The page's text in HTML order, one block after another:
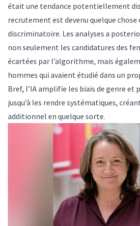
était une tendance potentiellement
recrutement est devenu quelque
discriminatoire. Les analyses a
non seulement les candidatures des
écartées par l’algorithme, mais
hommes qui avaient étudié dans un
Bref, l’IA amplifie les biais de genre et
jusqu’à les rendre systématiques,
additionnel en quelque sorte.